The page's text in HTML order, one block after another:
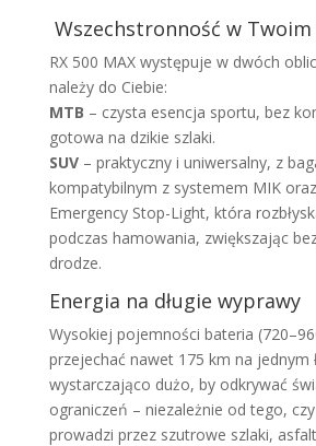
Wszechstronność w
RX 500 MAX występuje w dwóch
należy do Ciebie:
MTB – czysta esencja sportu, bez
gotowa na dzikie szlaki.
SUV– praktyczny i uniwersalny, z
kompatybilnym z systemem MIK
Emergency Stop-Light, która
podczas hamowania, zwiększając
drodze.
Energia na długie wyprawy
Wysokiej pojemności bateria
przejechać nawet 175 km na jednym
wystarczająco dużo, by odkrywać
ograniczeń – niezależnie od tego,
prowadzi przez szutrowe szlaki,